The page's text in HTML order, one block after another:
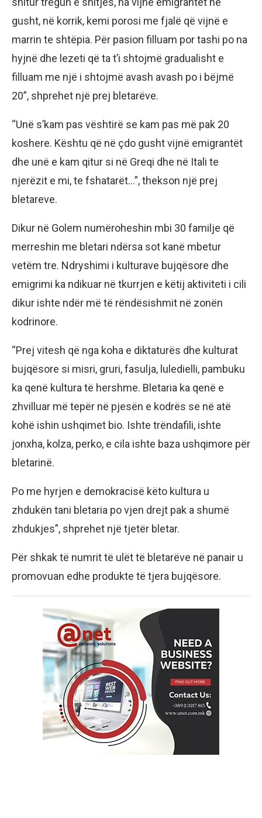
gusht, në korrik, kemi porosi me fjalë që vijnë e
marrin te shtëpia. Për pasion filluam por tashi po na
hyjnë dhe lezeti që ta t’i shtojmë gradualisht e
filluam me një i shtojmë avash avash po i bëjmë
20”, shprehet një prej bletarëve.
“Unë s’kam pas vështirë se kam pas më pak 20
koshere. Kështu që në çdo gusht vijnë emigrantët
dhe unë e kam qitur si në Greqi dhe në Itali te
njerëzit e mi, te fshatarët…”, thekson një prej
bletareve.
Dikur në Golem numëroheshin mbi 30 familje që
merreshin me bletari ndërsa sot kanë mbetur
vetëm tre. Ndryshimi i kulturave bujqësore dhe
emigrimi ka ndikuar në tkurrjen e këtij aktiviteti i cili
dikur ishte ndër më të rëndësishmit në zonën
kodrinore.
“Prej vitesh që nga koha e diktaturës dhe kulturat
bujqësore si misri, gruri, fasulja, luledielli, pambuku
ka qenë kultura të hershme. Bletaria ka qenë e
zhvilluar më tepër në pjesën e kodrës se në atë
kohë ishin ushqimet bio. Ishte trëndafili, ishte
jonxha, kolza, perko, e cila ishte baza ushqimore për
bletarinë.
Po me hyrjen e demokracisë këto kultura u
zhdukën tani bletaria po vjen drejt pak a shumë
zhdukjes”, shprehet një tjetër bletar.
Për shkak të numrit të ulët të bletarëve në panair u
promovuan edhe produkte të tjera bujqësore.